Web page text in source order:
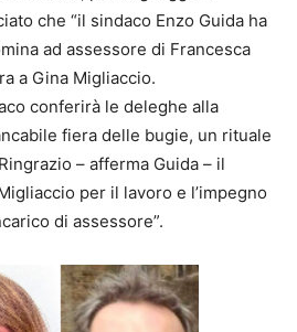
che “il sindaco Enzo Guida ha
ad assessore di Francesca
a Gina Migliaccio.
conferirà le deleghe alla
fiera delle bugie, un rituale
– afferma Guida – il
per il lavoro e l’impegno
di assessore”.